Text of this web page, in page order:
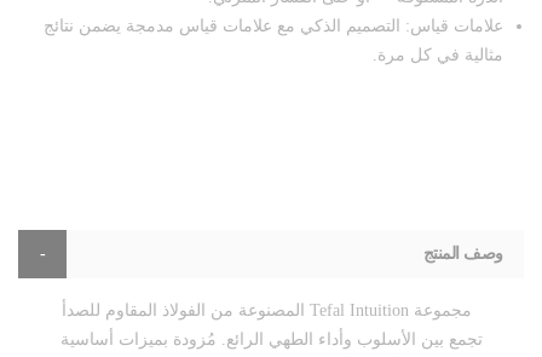
علامات قياس: التصميم الذكي مع علامات قياس مدمجة يضمن نتائج
مثالية في كل مرة.
وصف المنتج
مجموعة Tefal Intuition المصنوعة من الفولاذ المقاوم للصدأ
تجمع بين الأسلوب وأداء الطهي الرائع. مُزودة بميزات أساسية